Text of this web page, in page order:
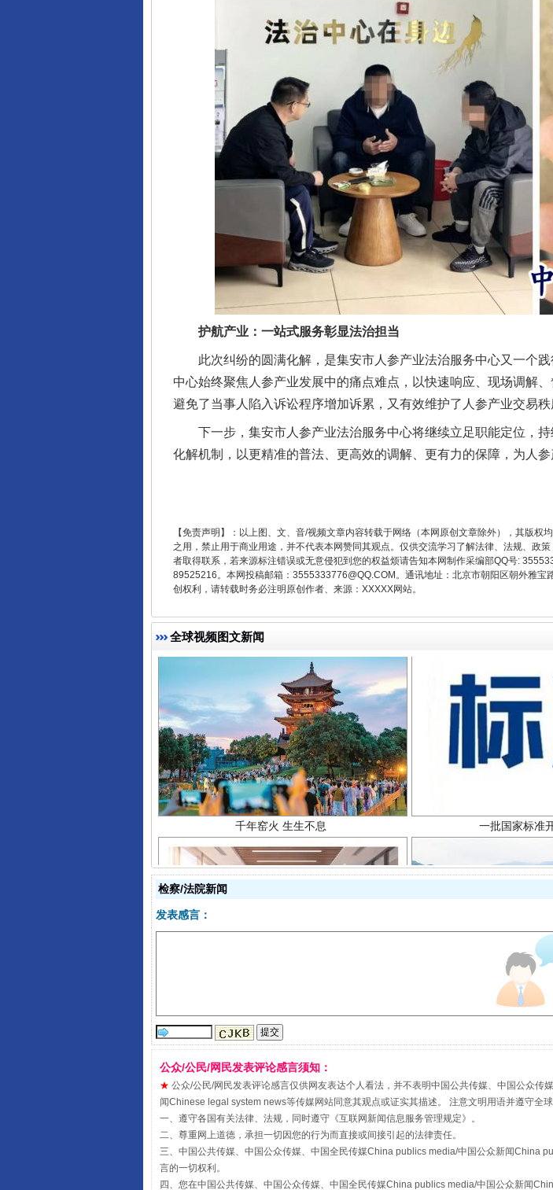
护航产业：一站式服务彰显法治担当
此次纠纷的圆满化解，是集安市人参产业法治服务中心又一个践
中心始终聚焦人参产业发展中的痛点难点，以快速响应、现场调解
避免了当事人陷入诉讼程序增加诉累，又有效维护了人参产业交易秩
下一步，集安市人参产业法治服务中心将继续立足职能定位，持
化解机制，以更精准的普法、更高效的调解、更有力的保障，为人参
【免责声明】：以上图、文、音/视频文章内容转载于网络（本网原创文章除外），其版
之用，禁止用于商业用途，并不代表本网赞同其观点。仅供交流学习了解法律、法规、政
者取得联系，若来源标注错误或无意侵犯到您的权益烦请告知本网制作采编部QQ号:
89525216。本网投稿邮箱：3555333776@QQ.COM。通讯地址：北京市朝阳区朝外雅
创权利，请转载时务必注明原创作者、来源：XXXXX网站。
全球视频图文新闻
完善运行机制助力责任有效落实 一纸欠条伤亲情 巡
千年窑火 生生不息 一批国家标准
受贿1.44亿！段成刚被判无期 从幼儿园到大学，
检察/法院新闻
发表感言：
公众/公民/网民发表评论感言须知：
★ 公众/公民/网民发表评论感言仅供网友表达个人看法，并不表明中国公共传媒、中国公众
闻Chinese legal system news等传媒网站同意其观点或证实其描述。 注意文明用语并遵守全球
一、遵守各国有关法律、法规，同时遵守《互联网新闻信息服务管理规定》。
二、尊重网上道德，承担一切因您的行为而直接或间接引起的法律责任。
三、中国公共传媒、中国公众传媒、中国全民传媒China publics media/中国公众新闻China
言的一切权利。
四、您在中国公共传媒、中国公众传媒、中国全民传媒China publics media/中国公众新闻